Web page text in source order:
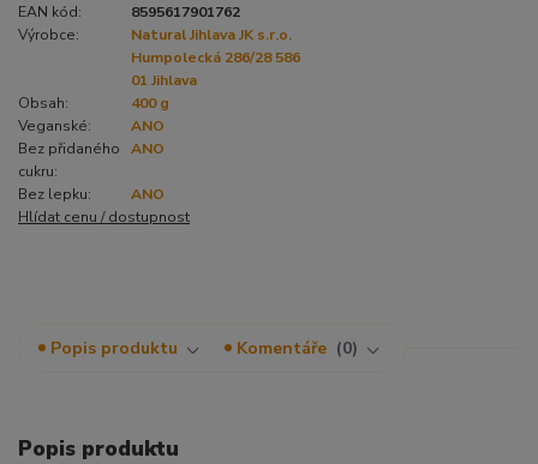
EAN kód:
8595617901762
Výrobce:
Natural Jihlava JK s.r.o.
Humpolecká 286/28 586
01 Jihlava
Obsah:
400 g
Veganské:
ANO
Bez přidaného
cukru:
ANO
Bez lepku:
ANO
Hlídat cenu / dostupnost
Popis produktu Komentáře 0
Popis produktu